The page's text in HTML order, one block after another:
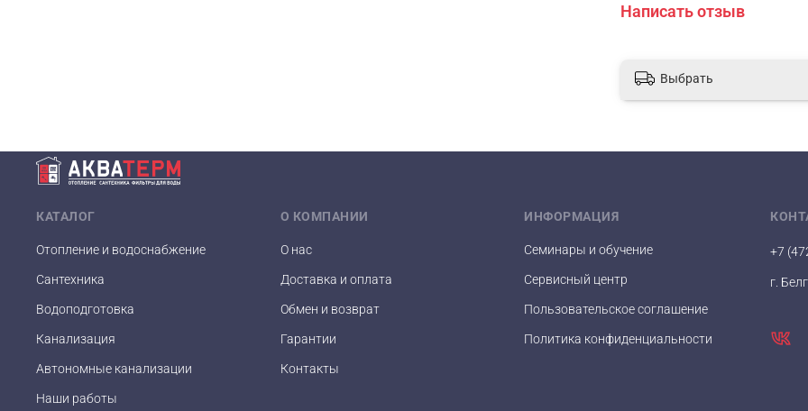
возрастает, что
дренаж.
Написать отзыв
Выбрать
КАТАЛОГ
Отопление и водоснабжение
Сантехника
Водоподготовка
Канализация
Автономные канализации
Наши работы
О КОМПАНИИ
О нас
Доставка и оплата
Обмен и возврат
Гарантии
Контакты
ИНФОРМАЦИЯ
Семинары и обучение
Сервисный центр
Пользовательское соглашение
Политика конфиденциальности
+7
г.